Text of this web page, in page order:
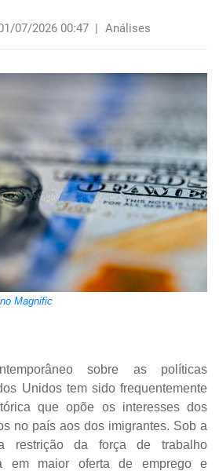
07/2026 00:47 | Análises
Magnific
sobre as políticas
Unidos tem sido frequentemente
que opõe os interesses dos
no país aos dos imigrantes. Sob a
restrição da força de trabalho
em maior oferta de emprego e